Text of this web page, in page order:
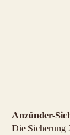
Anzünder-
Die Sicherung